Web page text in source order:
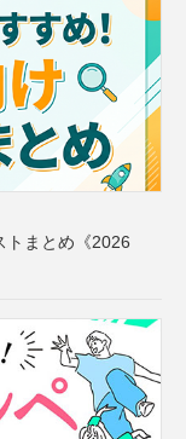
トまとめ《2026